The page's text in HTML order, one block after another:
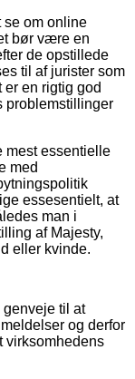
se om online
bør være en
de opstillede
til af jurister som
en rigtig god
problemstillinger
mest essentielle
med
essesentielt, at
man i
af Majesty,
eller kvinde.
til at
og derfor
virksomhedens